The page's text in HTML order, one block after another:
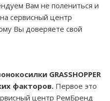
Вам не полениться и
сервисный центр
Вы доверяете свой
GRASSHOPPER
факторов. Первое это
центр РемБренд